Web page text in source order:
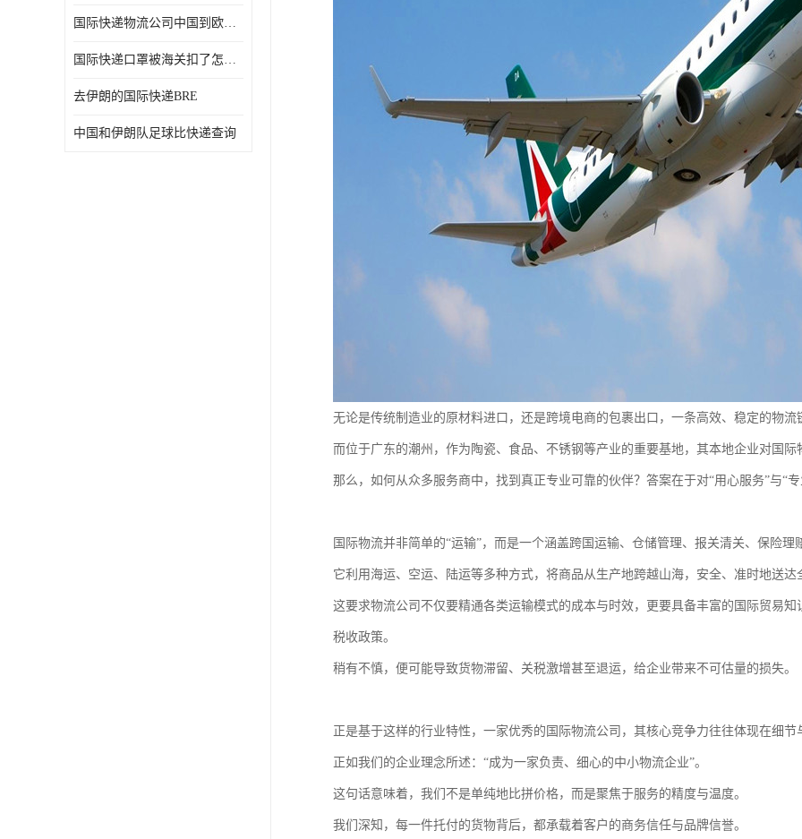
国际快递物流公司中国到欧洲英国法国德国能寄铁路空运海运
国际快递口罩被海关扣了怎么办
去伊朗的国际快递BRE
中国和伊朗队足球比快递查询
无论是传统制造业的原材料进口，还是跨境电商的包裹出口，一条高效、稳定的物
而位于广东的潮州，作为陶瓷、食品、不锈钢等产业的重要基地，其本地企业对国
那么，如何从众多服务商中，找到真正专业可靠的伙伴？答案在于对“用心服务”与“
国际物流并非简单的“运输”，而是一个涵盖跨国运输、仓储管理、报关清关、保险理
它利用海运、空运、陆运等多种方式，将商品从生产地跨越山海，安全、准时地送达
这要求物流公司不仅要精通各类运输模式的成本与时效，更要具备丰富的国际贸易
税收政策。
稍有不慎，便可能导致货物滞留、关税激增甚至退运，给企业带来不可估量的损失。
正是基于这样的行业特性，一家优秀的国际物流公司，其核心竞争力往往体现在细节
正如我们的企业理念所述：“成为一家负责、细心的中小物流企业”。
这句话意味着，我们不是单纯地比拼价格，而是聚焦于服务的精度与温度。
我们深知，每一件托付的货物背后，都承载着客户的商务信任与品牌信誉。